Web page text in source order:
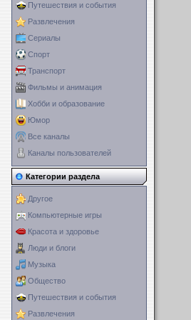
Путешествия и события
Развлечения
Сериалы
Спорт
Транспорт
Фильмы и анимация
Хобби и образование
Юмор
Все каналы
Каналы пользователей
Категории раздела
Другое
Компьютерные игры
Красота и здоровье
Люди и блоги
Музыка
Общество
Путешествия и события
Развлечения